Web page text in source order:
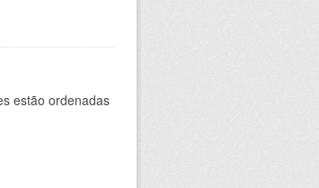
estão ordenadas